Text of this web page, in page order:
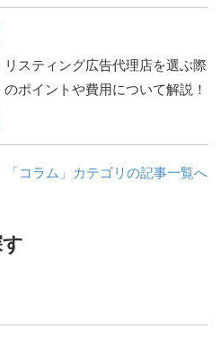
リスティング広告代理店を選ぶ際
のポイントや費用について解説！
「コラム」カテゴリの記事一覧へ